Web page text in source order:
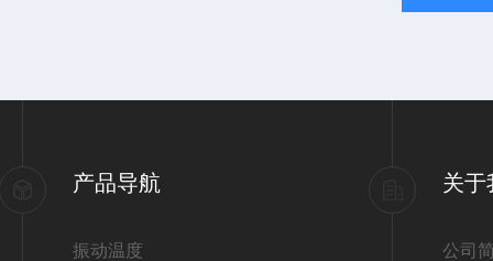
产品导航
振动温度
关于
公司